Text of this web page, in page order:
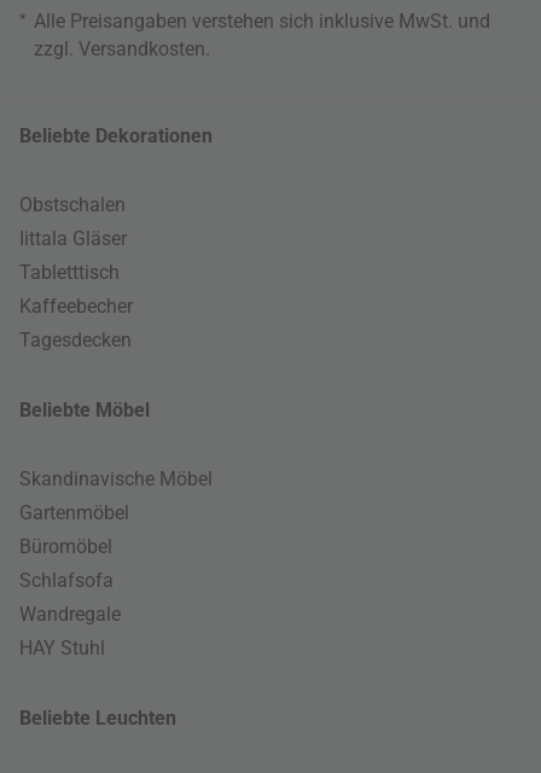
* Alle Preisangaben verstehen sich inklusive MwSt. und
zzgl. Versandkosten
Beliebte Dekorationen
Obstschalen
Iittala Gläser
Tabletttisch
Kaffeebecher
Tagesdecken
Beliebte Möbel
Skandinavische Möbel
Gartenmöbel
Büromöbel
Schlafsofa
Wandregale
HAY Stuhl
Beliebte Leuchten